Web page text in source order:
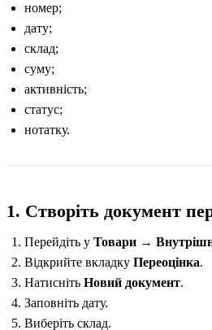
номер;
дату;
склад;
суму;
активність;
статус;
нотатку.
1. Створіть документ
Перейдіть у Товари →
Відкрийте вкладку Переоцінка.
Натисніть Новий документ.
Заповніть дату.
Виберіть склад.